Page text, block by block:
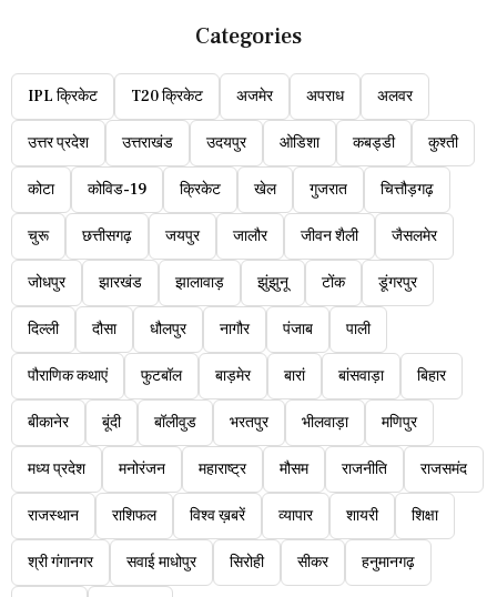
Categories
IPL क्रिकेट T20 क्रिकेट अजमेर अपराध अलवर
उत्तर प्रदेश उत्तराखंड उदयपुर ओडिशा कबड्डी कुश्ती
कोटा कोविड-19 क्रिकेट खेल गुजरात चित्तौड़गढ़
चुरू छत्तीसगढ़ जयपुर जालौर जीवन शैली जैसलमेर
जोधपुर झारखंड झालावाड़ झुंझुनू टोंक डूंगरपुर
दिल्ली दौसा धौलपुर नागौर पंजाब पाली
पौराणिक कथाएं फुटबॉल बाड़मेर बारां बांसवाड़ा बिहार
बीकानेर बूंदी बॉलीवुड भरतपुर भीलवाड़ा मणिपुर
मध्य प्रदेश मनोरंजन महाराष्ट्र मौसम राजनीति राजसमंद
राजस्थान राशिफल विश्व ख़बरें व्यापार शायरी शिक्षा
श्री गंगानगर सवाई माधोपुर सिरोही सीकर हनुमानगढ़